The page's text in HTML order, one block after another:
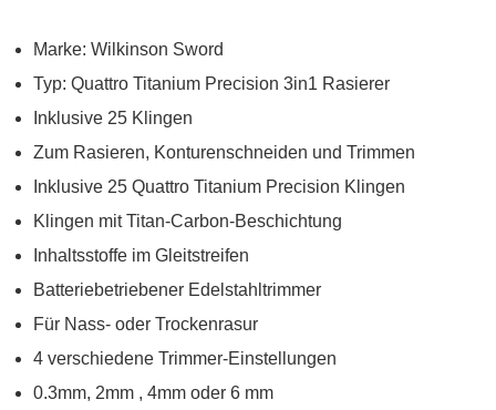
Marke: Wilkinson Sword
Typ: Quattro Titanium Precision 3in1 Rasierer
Inklusive 25 Klingen
Zum Rasieren, Konturenschneiden und Trimmen
Inklusive 25 Quattro Titanium Precision Klingen
Klingen mit Titan-Carbon-Beschichtung
Inhaltsstoffe im Gleitstreifen
Batteriebetriebener Edelstahltrimmer
Für Nass- oder Trockenrasur
4 verschiedene Trimmer-Einstellungen
0.3mm, 2mm , 4mm oder 6 mm